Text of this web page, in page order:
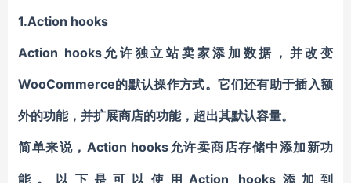
1.Action hooks
Action hooks允许独立站卖家添加数据，并改变
WooCommerce的默认操作方式。它们还有助于插入额
外的功能，并扩展商店的功能，超出其默认容量。
简单来说， Action hooks允许卖商店存储中添加新功
能。以下是可以使用Action hooks添加到